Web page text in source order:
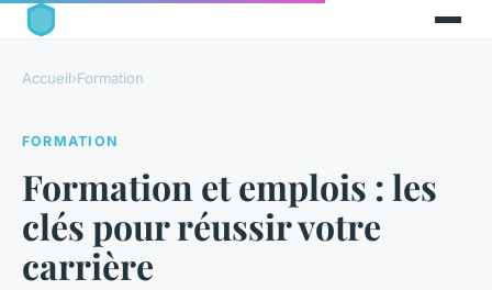
Accueil›Formation
FORMATION
Formation et emplois : les
clés pour réussir votre
carrière